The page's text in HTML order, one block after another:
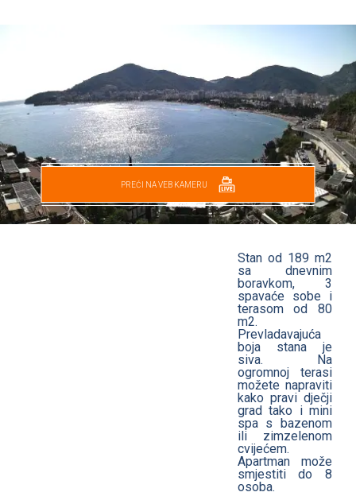
PREĆI NA VEB KAMERU
Stan od 189 m2
sa dnevnim
boravkom, 3
spavaće sobe i
terasom od 80
m2.
Prevladavajuća
boja stana je
siva. Na
ogromnoj terasi
možete napraviti
kako pravi dječji
grad tako i mini
spa s bazenom
ili zimzelenom
cvijećem.
Apartman može
smjestiti do 8
osoba.